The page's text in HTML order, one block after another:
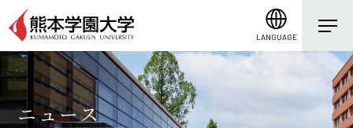
LANGUAGE
ニュース